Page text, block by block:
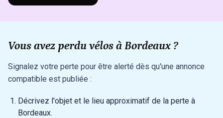
Vous avez perdu vélos à Bordeaux ?
Signalez votre perte pour être alerté dès qu'une annonce
compatible est publiée :
Décrivez l'objet et le lieu approximatif de la perte à
Bordeaux.